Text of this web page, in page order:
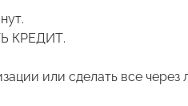
КРЕДИТ.
или сделать все через